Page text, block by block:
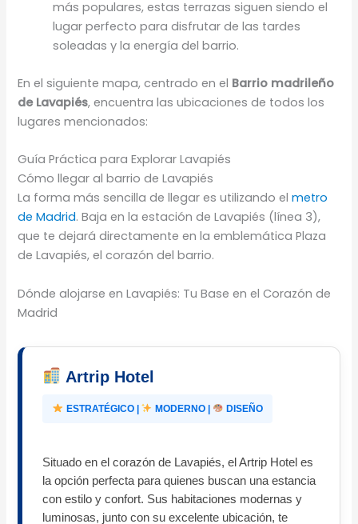
más populares, estas terrazas siguen siendo el
lugar perfecto para disfrutar de las tardes
soleadas y la energía del barrio.
En el siguiente mapa, centrado en el Barrio madrileño
de Lavapiés, encuentra las ubicaciones de todos los
lugares mencionados:
Guía Práctica para Explorar Lavapiés
Cómo llegar al barrio de Lavapiés
La forma más sencilla de llegar es utilizando elmetro
de Madrid. Baja en la estación de Lavapiés (línea 3),
que te dejará directamente en la emblemática Plaza
de Lavapiés, el corazón del barrio.
Dónde alojarse en Lavapiés: Tu Base en el Corazón de
Madrid
Artrip Hotel
ESTRATÉGICO | MODERNO | DISEÑO
Situado en el corazón de Lavapiés, el Artrip Hotel es
la opción perfecta para quienes buscan una estancia
con estilo y confort. Sus habitaciones modernas y
luminosas, junto con su excelente ubicación, te